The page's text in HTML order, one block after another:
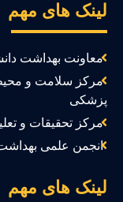
های مهم
معاونت بهداشت
مرکز سلامت و محیط
مرکز تحقیقات و
انجمن علمی بهداشت
های مهم